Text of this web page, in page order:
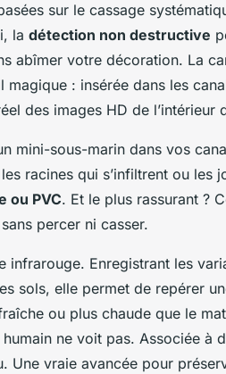
sur le cassage
la détection non destructive
abîmer votre décoration. La
: insérée dans les
des images HD de l’intérieur
mini-sous-marin dans vos
racines qui s’infiltrent ou les
ou PVC. Et le plus rassurant ?
percer ni casser.
infrarouge. Enregistrant les
sols, elle permet de repérer
ou plus chaude que le
ne voit pas. Associée à
Une vraie avancée pour